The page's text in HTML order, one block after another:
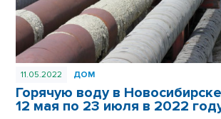
11.05.2022 ДОМ
Горячую воду в
12 мая по 23 июля в 2022